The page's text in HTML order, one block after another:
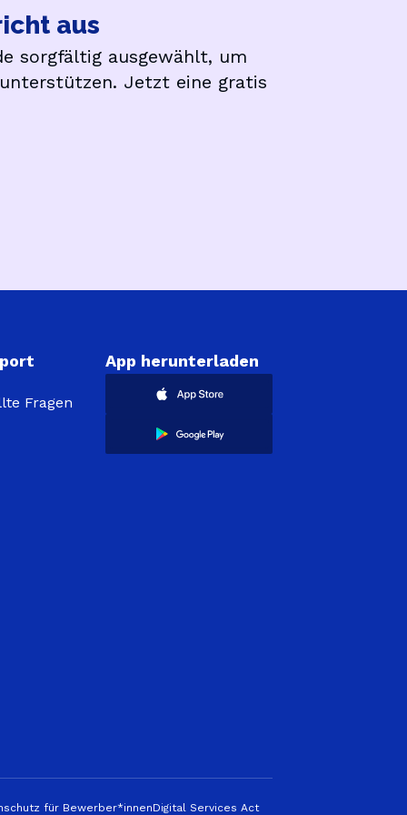
aus
sorgfältig ausgewählt, um
Jetzt eine gratis
Fragen
App herunterladen
für Bewerber*innenDigital Services Act